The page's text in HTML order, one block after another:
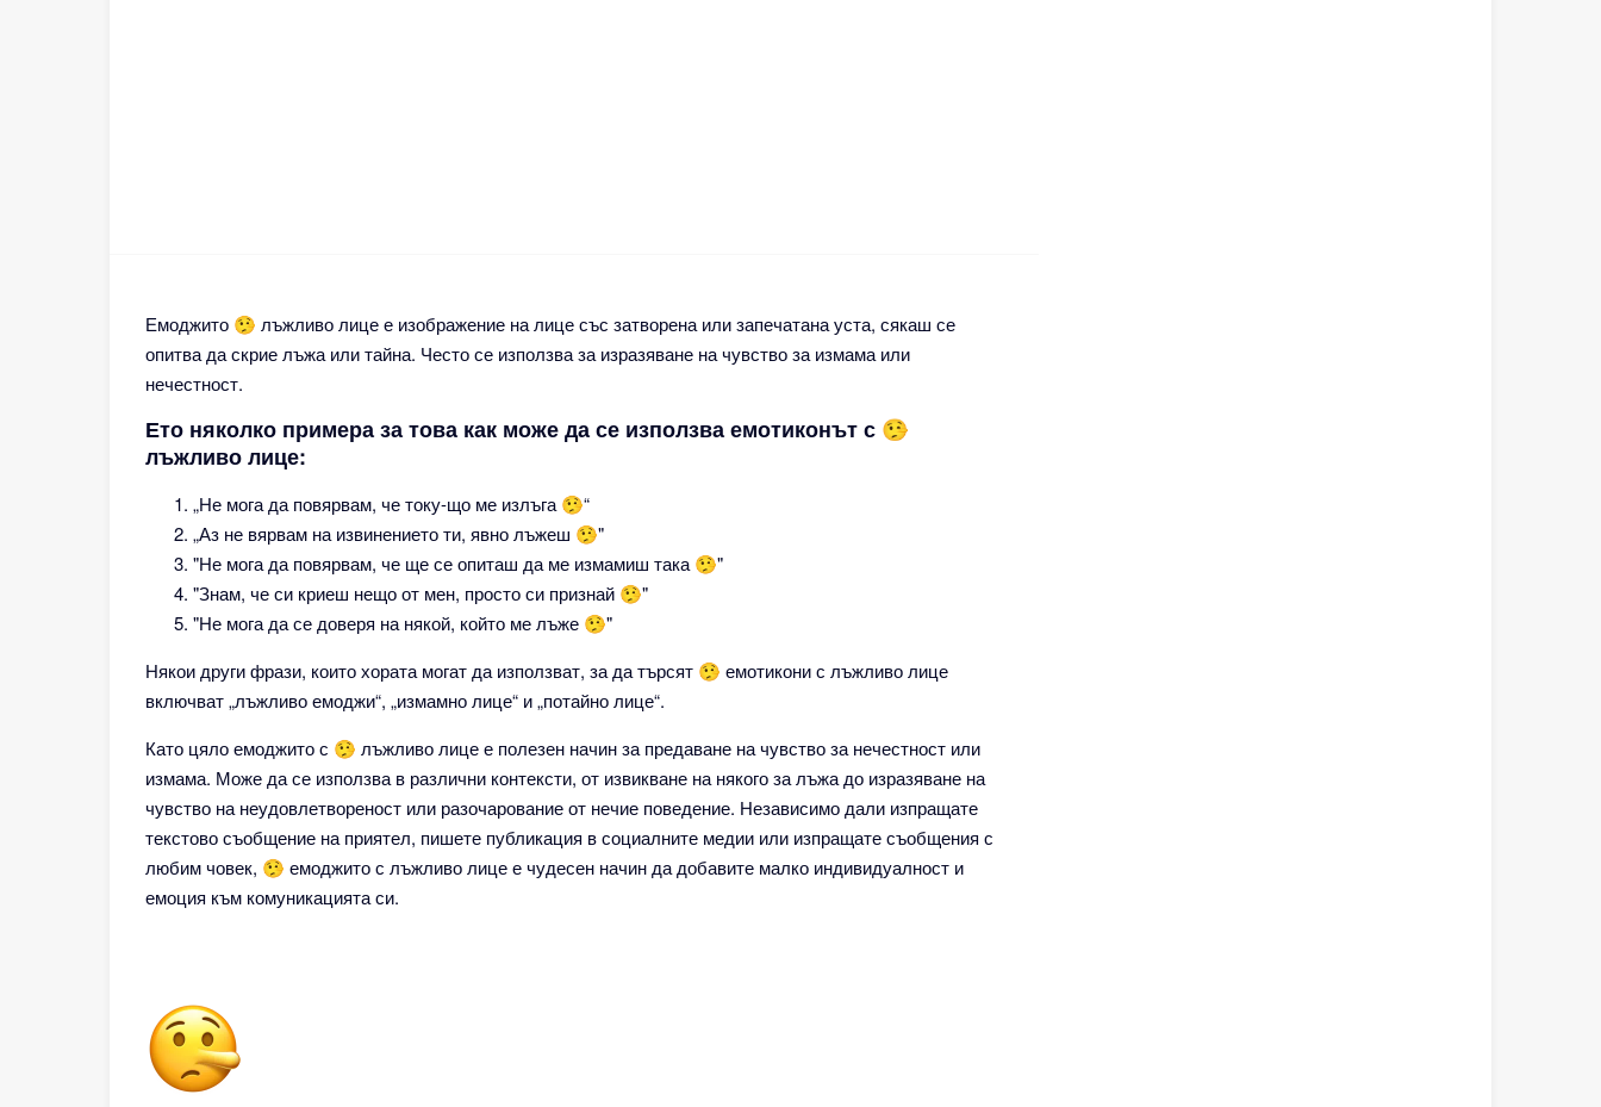
Емоджито 🤥 лъжливо лице е изображение на лице със затворена или запечатана уста, сякаш се
опитва да скрие лъжа или тайна. Често се използва за изразяване на чувство за измама или
нечестност.
Ето няколко примера за това как може да се използва емотиконът с 🤥
лъжливо лице:
„Не мога да повярвам, че току-що ме излъга 🤥“
„Аз не вярвам на извинението ти, явно лъжеш 🤥"
"Не мога да повярвам, че ще се опиташ да ме измамиш така 🤥"
"Знам, че си криеш нещо от мен, просто си признай 🤥"
"Не мога да се доверя на някой, който ме лъже 🤥"
Някои други фрази, които хората могат да използват, за да търсят 🤥 емотикони с лъжливо лице
включват „лъжливо емоджи“, „измамно лице“ и „потайно лице“.
Като цяло емоджито с 🤥 лъжливо лице е полезен начин за предаване на чувство за нечестност или
измама. Може да се използва в различни контексти, от извикване на някого за лъжа до изразяване на
чувство на неудовлетвореност или разочарование от нечие поведение. Независимо дали изпращате
текстово съобщение на приятел, пишете публикация в социалните медии или изпращате съобщения с
любим човек, 🤥 емоджито с лъжливо лице е чудесен начин да добавите малко индивидуалност и
емоция към комуникацията си.